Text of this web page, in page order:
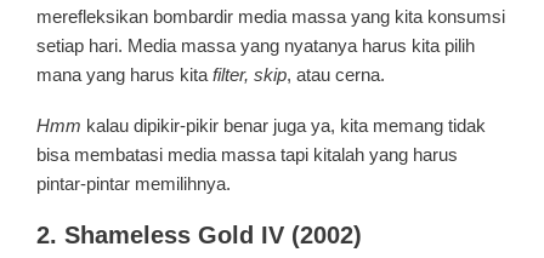
merefleksikan bombardir media massa yang kita konsumsi
setiap hari. Media massa yang nyatanya harus kita pilih
mana yang harus kita filter, skip, atau cerna.
Hmm kalau dipikir-pikir benar juga ya, kita memang tidak
bisa membatasi media massa tapi kitalah yang harus
pintar-pintar memilihnya.
2. Shameless Gold IV (2002)